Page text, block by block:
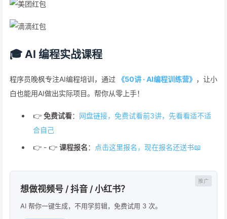
🎓 AI 编程实战课程
程序员晚枫专注AI编程培训，通过 《50讲 · AI编程训练营》 ，让小
白也能用AI做出实际项目。帮你从零上手！
👉 免费试看： 网盘链接，免费试看前3讲，先看看适不适
合自己
👉 - 👉 课程报名： 点击这里报名，现在报名还送书📖
想做视频号 / 抖音 / 小红书？
AI 帮你一键生成，不用学剪辑，免费试用 3 次。